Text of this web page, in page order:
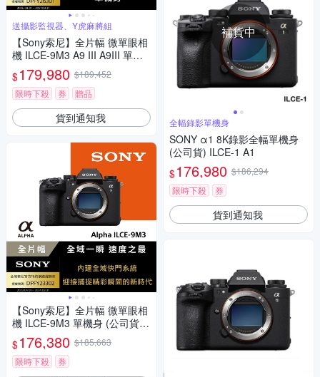
送攝影監視器、Y虎麻將組
【Sony索尼】全片幅 微單眼相
機 ILCE-9M3 A9 III A9III 單機
身 (公司貨 保固18+6個月)
$179,980 $189,452
限時下殺
券 贈品
貨到通知我
【Sony索尼】全片幅 微單眼相
機 ILCE-9M3 單機身 (公司貨
保固18+6個月)
$176,380 $185,663
限時下殺
券
補貨中
全幅錄影單機身
SONY α1 8K錄影全幅單機身
(公司貨) ILCE-1 A1
$176,980 $186,294
限時下殺
券
貨到通知我